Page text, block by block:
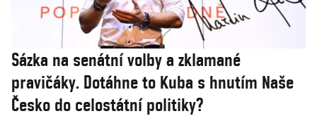
Sázka na senátní volby a zklamané
pravičáky. Dotáhne to Kuba s hnutím Naše
Česko do celostátní politiky?